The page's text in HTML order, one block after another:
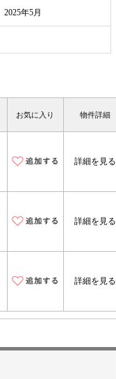
2025年5月
お気に入り 物件詳細
詳細を見る
詳細を見る
詳細を見る